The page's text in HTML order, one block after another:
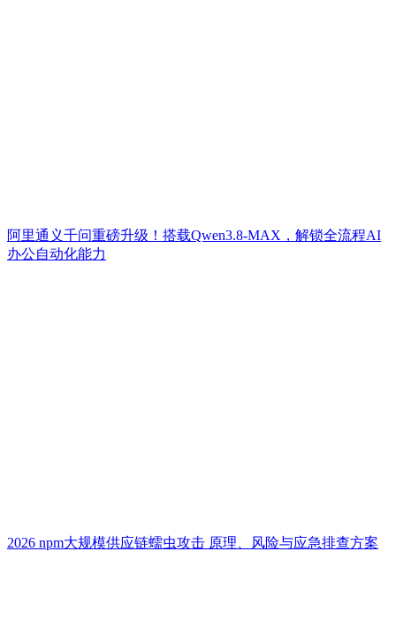
阿里通义千问重磅升级！搭载Qwen3.8-MAX，解锁全流程AI
办公自动化能力
2026 npm大规模供应链蠕虫攻击 原理、风险与应急排查方案